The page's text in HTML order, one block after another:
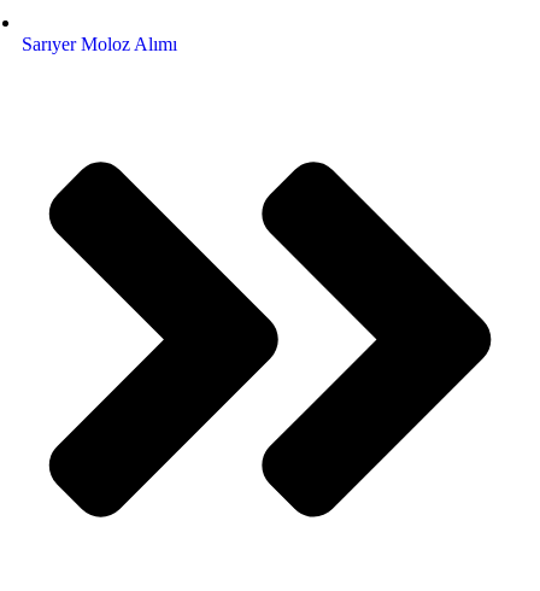
Sarıyer Moloz Alımı